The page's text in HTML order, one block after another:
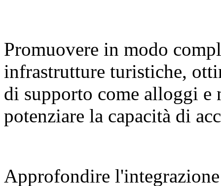
Promuovere in modo
infrastrutture turistiche,
di supporto come alloggi e
potenziare la capacità di
Approfondire